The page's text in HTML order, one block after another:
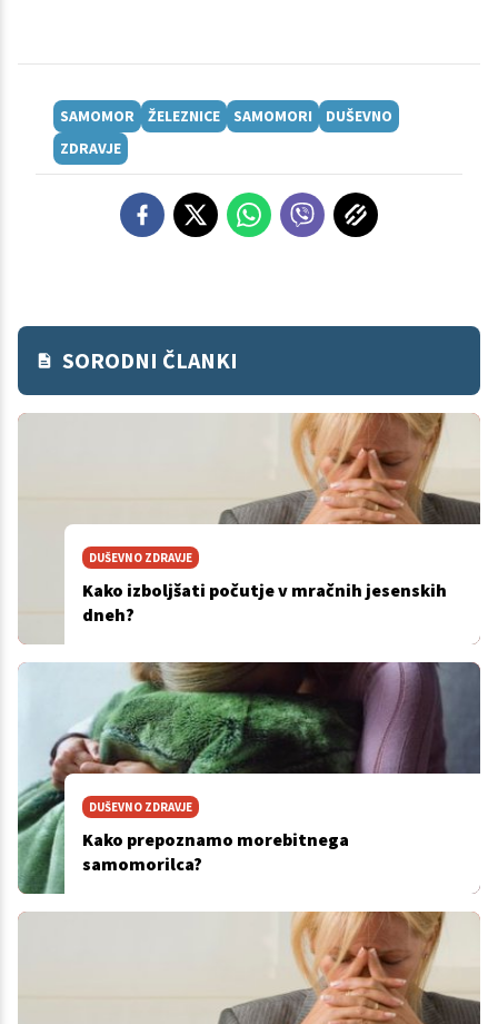
SAMOMOR ŽELEZNICE SAMOMORI
DUŠEVNO
ZDRAVJE
SORODNI ČLANKI
DUŠEVNO ZDRAVJE
Kako izboljšati počutje v mračnih jesenskih
dneh?
DUŠEVNO ZDRAVJE
Kako prepoznamo morebitnega
samomorilca?